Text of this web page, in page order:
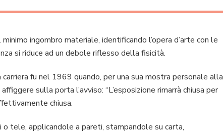
ingombro materiale, identificando l’opera d’arte con le
si riduce ad un debole riflesso della fisicità.
fu nel 1969 quando, per una sua mostra personale alla
sulla porta l’avviso: “L’esposizione rimarrà chiusa per
chiusa.
o tele, applicandole a pareti, stampandole su carta,